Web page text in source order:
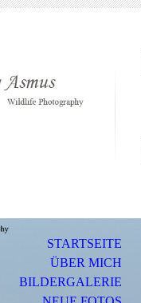
STARTSEITE
ÜBER MICH
BILDERGALERIE